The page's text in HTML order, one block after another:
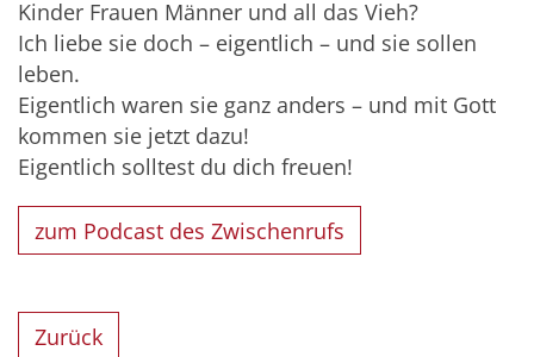
Kinder Frauen Männer und all das Vieh?
Ich liebe sie doch – eigentlich – und sie sollen
leben.
Eigentlich waren sie ganz anders – und mit Gott
kommen sie jetzt dazu!
Eigentlich solltest du dich freuen!
zum Podcast des Zwischenrufs
Zurück